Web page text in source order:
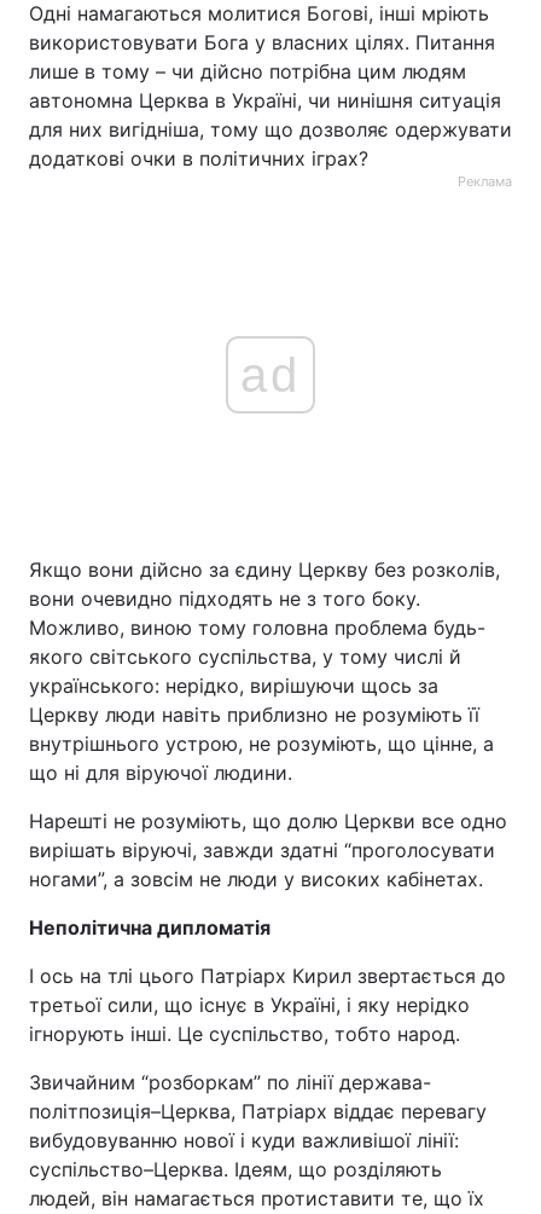
Одні намагаються молитися Богові, інші мріють
використовувати Бога у власних цілях. Питання
лише в тому – чи дійсно потрібна цим людям
автономна Церква в Україні, чи нинішня ситуація
для них вигідніша, тому що дозволяє одержувати
додаткові очки в політичних іграх?
Реклама
ad
Якщо вони дійсно за єдину Церкву без розколів,
вони очевидно підходять не з того боку.
Можливо, виною тому головна проблема будь-
якого світського суспільства, у тому числі й
українського: нерідко, вирішуючи щось за
Церкву люди навіть приблизно не розуміють її
внутрішнього устрою, не розуміють, що цінне, а
що ні для віруючої людини.
Нарешті не розуміють, що долю Церкви все одно
вирішать віруючі, завжди здатні “проголосувати
ногами”, а зовсім не люди у високих кабінетах.
Неполітична дипломатія
І ось на тлі цього Патріарх Кирил звертається до
третьої сили, що існує в Україні, і яку нерідко
ігнорують інші. Це суспільство, тобто народ.
Звичайним “розборкам” по лінії держава-
політпозиція–Церква, Патріарх віддає перевагу
вибудовуванню нової і куди важливішої лінії:
суспільство–Церква. Ідеям, що розділяють
людей, він намагається протиставити те, що їх